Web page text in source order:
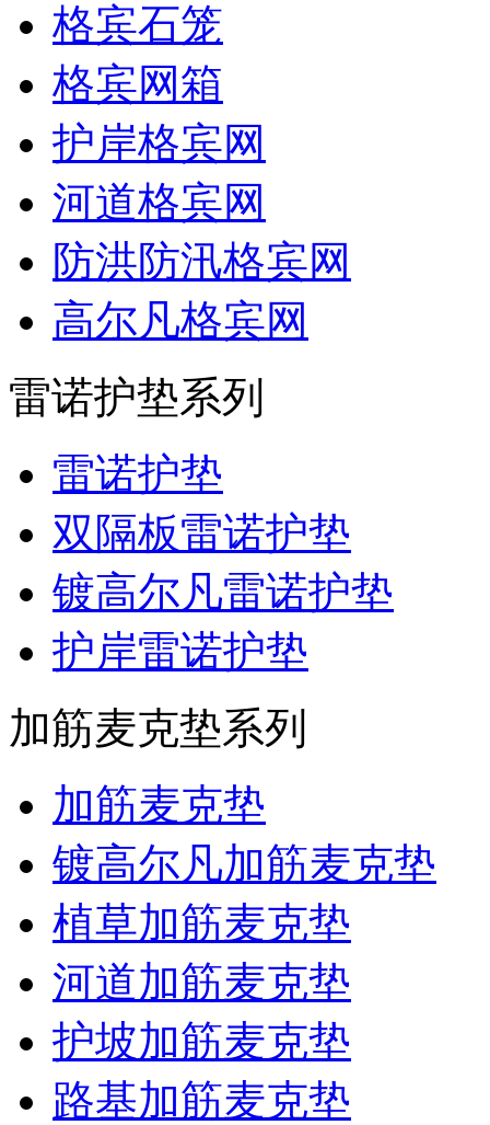
格宾石笼
格宾网箱
护岸格宾网
河道格宾网
防洪防汛格宾网
高尔凡格宾网
雷诺护垫系列
雷诺护垫
双隔板雷诺护垫
镀高尔凡雷诺护垫
护岸雷诺护垫
加筋麦克垫系列
加筋麦克垫
镀高尔凡加筋麦克垫
植草加筋麦克垫
河道加筋麦克垫
护坡加筋麦克垫
路基加筋麦克垫